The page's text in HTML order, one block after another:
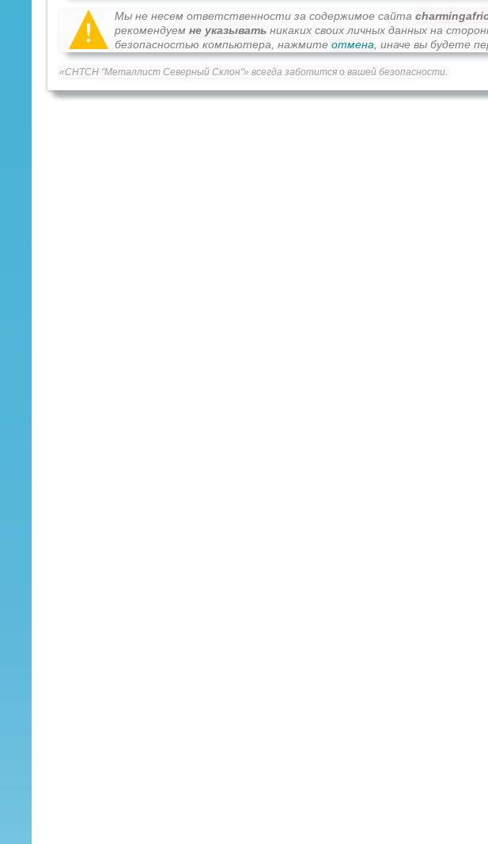
Мы не несем ответственности за содержимое сайта
рекомендуемне указывать никаких своих личных данных на
безопасностью компьютера, нажмитеотмена , иначе вы будете
«СНТСН "Металлист Северный Склон"» всегда заботится о вашей безопасности.